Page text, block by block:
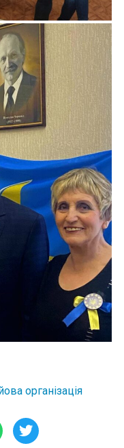
організація